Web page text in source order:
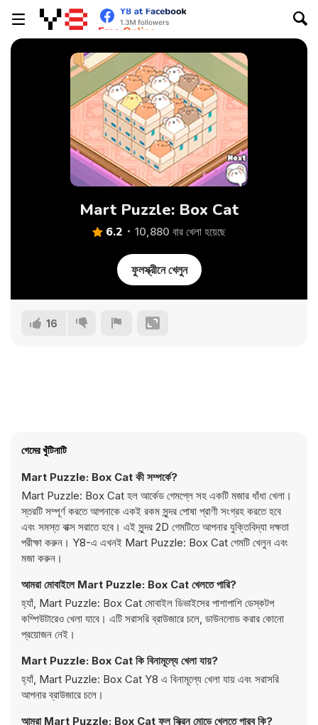
Mart Puzzle: Box Cat
6.2 10,880 বার খেলা হয়েছে
ফুলস্ক্রীনে খেলুন
16
গেমের খুঁটিনাটি
Mart Puzzle: Box Cat কী সম্পর্কে?
Mart Puzzle: Box Cat হল আর্কেড গেমপ্লে সহ একটি মজার ধাঁধা খেলা।
স্তরটি সম্পূর্ণ করতে আপনাকে একই রকম সুন্দর পোষা প্রাণী সংগ্রহ করতে হবে
এবং সমস্ত বাক্স সরাতে হবে। এই সুন্দর 2D গেমটিতে আপনার যুক্তিবিদ্যা দক্ষতা
পরীক্ষা করুন। Y8-এ এখনই Mart Puzzle: Box Cat গেমটি খেলুন এবং
মজা করুন।
আমরা মোবাইলে Mart Puzzle: Box Cat খেলতে পারি?
হ্যাঁ, Mart Puzzle: Box Cat মোবাইল ডিভাইসের পাশাপাশি ডেস্কটপ
কম্পিউটারেও খেলা যাবে। এটি সরাসরি ব্রাউজারে চলে, ডাউনলোড করার কোনো
প্রয়োজন নেই।
Mart Puzzle: Box Cat কি বিনামূল্যে খেলা যায়?
হ্যাঁ, Mart Puzzle: Box Cat Y8 এ বিনামূল্যে খেলা যায় এবং সরাসরি
আপনার ব্রাউজারে চলে।
আমরা Mart Puzzle: Box Cat ফুল স্ক্রিন মোডে খেলতে পারব কি?